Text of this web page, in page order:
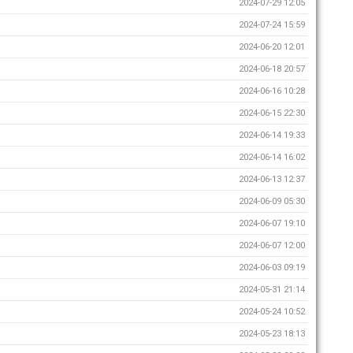
2024-07-29 12:05
2024-07-24 15:59
2024-06-20 12:01
2024-06-18 20:57
2024-06-16 10:28
2024-06-15 22:30
2024-06-14 19:33
2024-06-14 16:02
2024-06-13 12:37
2024-06-09 05:30
2024-06-07 19:10
2024-06-07 12:00
2024-06-03 09:19
2024-05-31 21:14
2024-05-24 10:52
2024-05-23 18:13